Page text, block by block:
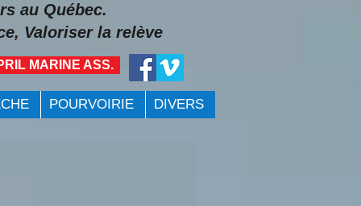
Valoriser la relève
MARINE ASS.
au Québec.
POURVOIRIE DIVERS